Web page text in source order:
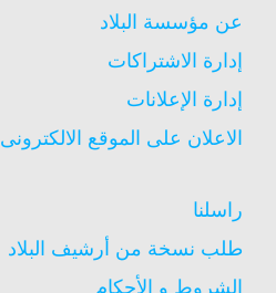
عن مؤسسة البلاد
إدارة الاشتراكات
إدارة الإعلانات
الاعلان على الموقع الالكترونى
راسلنا
طلب نسخة من أرشيف البلاد
الشروط و الأحكام